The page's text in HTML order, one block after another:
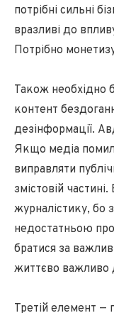
потрібні сильні
вразливі до
Потрібно
Також необхідно
контент
дезінформації.
Якщо медіа
виправляти
змістовій
журналістику, бо
недостатньою
братися за
життєво важливо
Третій елемент —